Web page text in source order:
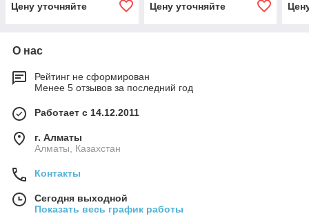
Цену уточняйте
Цену уточняйте
О нас
Рейтинг не сформирован
Менее 5 отзывов за последний год
Работает с 14.12.2011
г. Алматы
Алматы, Казахстан
Контакты
Сегодня выходной
Показать весь график работы